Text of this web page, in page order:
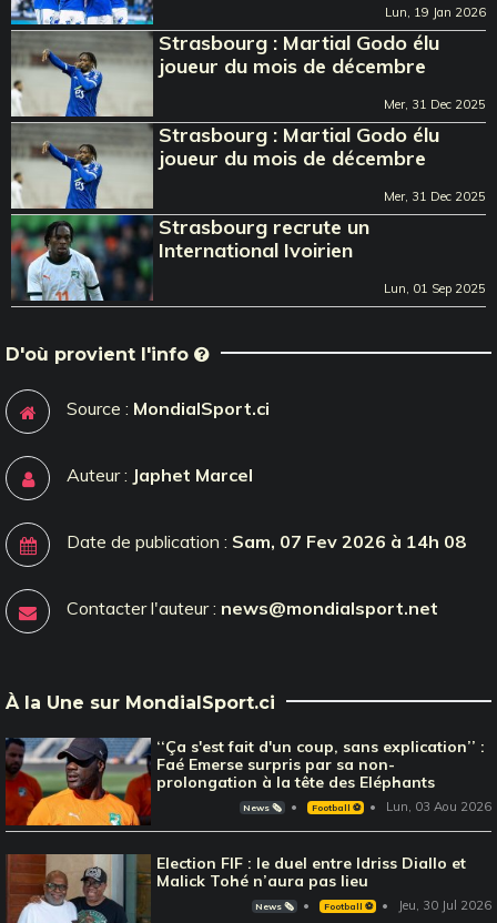
Lun, 19 Jan 2026
Strasbourg : Martial Godo élu
joueur du mois de décembre
Mer, 31 Dec 2025
Strasbourg : Martial Godo élu
joueur du mois de décembre
Mer, 31 Dec 2025
Strasbourg recrute un
International Ivoirien
Lun, 01 Sep 2025
D'où provient l'info
Source : MondialSport.ci
Auteur : Japhet Marcel
Date de publication : Sam, 07 Fev 2026 à 14h 08
Contacter l'auteur : news@mondialsport.net
À la Une sur MondialSport.ci
‘‘Ça s'est fait d'un coup, sans explication’’ :
Faé Emerse surpris par sa non-
prolongation à la tête des Eléphants
News 🗞️ Football ⚽️ Lun, 03 Aou 2026
Election FIF : le duel entre Idriss Diallo et
Malick Tohé n’aura pas lieu
News 🗞️ Football ⚽️ Jeu, 30 Jul 2026